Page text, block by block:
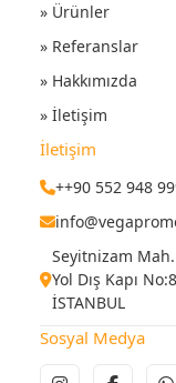
» Ürünler
» Referanslar
» Hakkımızda
» İletişim
İletişim
++90 552 948
Seyitnizam
Yol Dış Kapı
İSTANBUL
Sosyal Medya